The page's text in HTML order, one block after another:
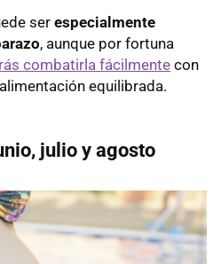
serespecialmente
, aunque por fortuna
combatirla fácilmente con
equilibrada.
julio y agosto